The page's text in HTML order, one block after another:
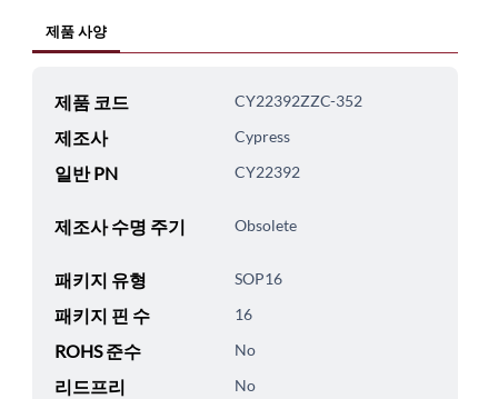
제품 사양
제품 코드 CY22392ZZC-352
제조사 Cypress
일반 PN CY22392
제조사 수명 주기 Obsolete
패키지 유형 SOP16
패키지 핀 수 16
ROHS 준수 No
리드프리 No